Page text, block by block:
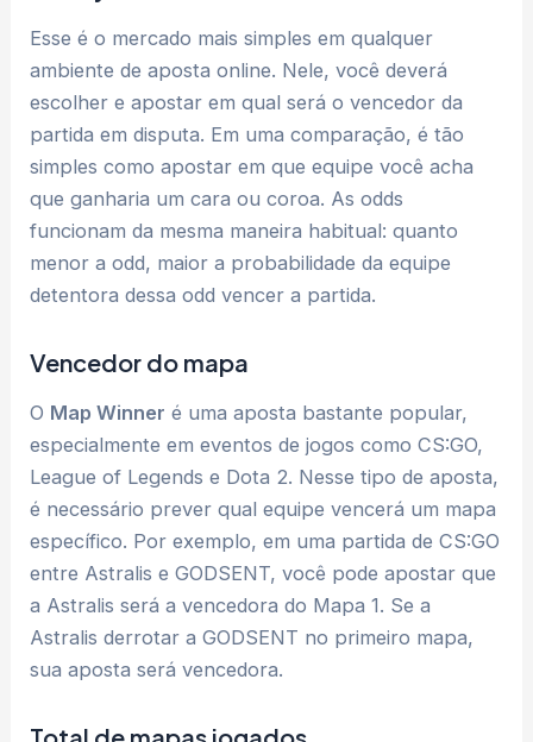
Esse é o mercado mais simples em qualquer
ambiente de aposta online. Nele, você deverá
escolher e apostar em qual será o vencedor da
partida em disputa. Em uma comparação, é tão
simples como apostar em que equipe você acha
que ganharia um cara ou coroa. As odds
funcionam da mesma maneira habitual: quanto
menor a odd, maior a probabilidade da equipe
detentora dessa odd vencer a partida.
Vencedor do mapa
O Map Winner é uma aposta bastante popular,
especialmente em eventos de jogos como CS:GO,
League of Legends e Dota 2. Nesse tipo de aposta,
é necessário prever qual equipe vencerá um mapa
específico. Por exemplo, em uma partida de CS:GO
entre Astralis e GODSENT, você pode apostar que
a Astralis será a vencedora do Mapa 1. Se a
Astralis derrotar a GODSENT no primeiro mapa,
sua aposta será vencedora.